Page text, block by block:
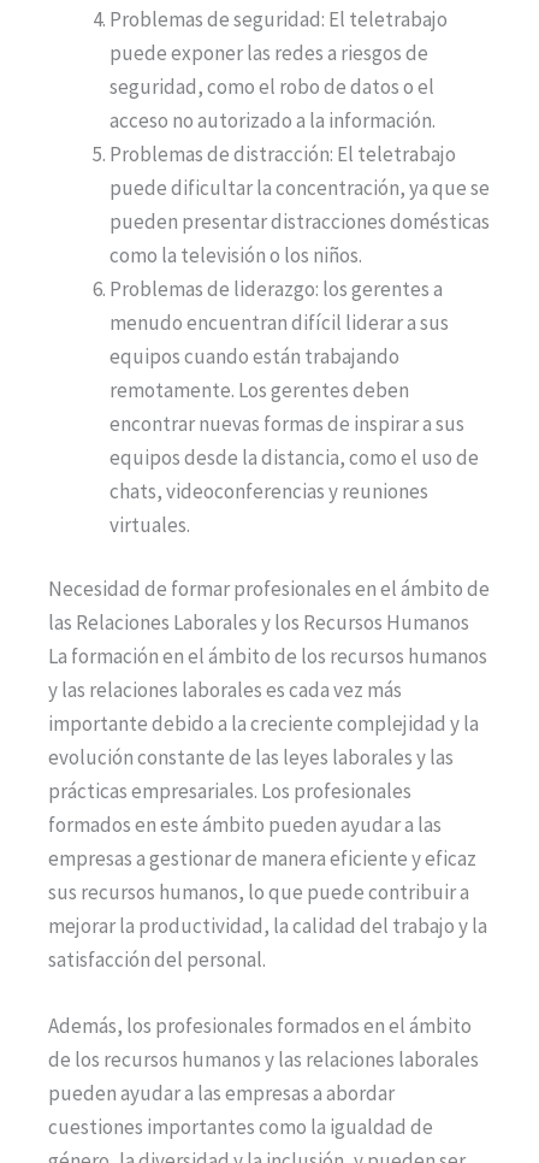
Problemas de seguridad: El teletrabajo
puede exponer las redes a riesgos de
seguridad, como el robo de datos o el
acceso no autorizado a la información.
Problemas de distracción: El teletrabajo
puede dificultar la concentración, ya que se
pueden presentar distracciones domésticas
como la televisión o los niños.
Problemas de liderazgo: los gerentes a
menudo encuentran difícil liderar a sus
equipos cuando están trabajando
remotamente. Los gerentes deben
encontrar nuevas formas de inspirar a sus
equipos desde la distancia, como el uso de
chats, videoconferencias y reuniones
virtuales.
Necesidad de formar profesionales en el ámbito de
las Relaciones Laborales y los Recursos Humanos
La formación en el ámbito de los recursos humanos
y las relaciones laborales es cada vez más
importante debido a la creciente complejidad y la
evolución constante de las leyes laborales y las
prácticas empresariales. Los profesionales
formados en este ámbito pueden ayudar a las
empresas a gestionar de manera eficiente y eficaz
sus recursos humanos, lo que puede contribuir a
mejorar la productividad, la calidad del trabajo y la
satisfacción del personal.
Además, los profesionales formados en el ámbito
de los recursos humanos y las relaciones laborales
pueden ayudar a las empresas a abordar
cuestiones importantes como la igualdad de